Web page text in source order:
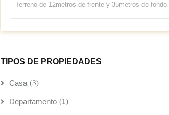
Terreno de 12metros de frente y 35metros de fondo,
TIPOS DE PROPIEDADES
Casa (3)
Departamento (1)